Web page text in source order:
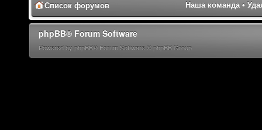
Список форумов Наша команда•
phpBB® Forum Software
Powered by phpBB® Forum Software © phpBB Group